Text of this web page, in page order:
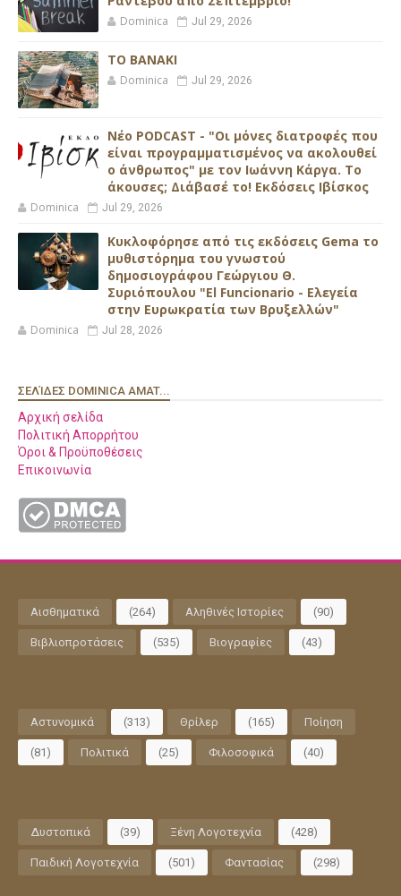
Dominica Jul 29, 2026
ΤΟ ΒΑΝΑΚΙ
Dominica Jul 29, 2026
Νέο PODCAST - "Οι μόνες διατροφές που
είναι προγραμματισμένος να ακολουθεί
ο άνθρωπος" με τον Ιωάννη Κάργα. Το
άκουσες; Διάβασέ το! Εκδόσεις Ιβίσκος
Dominica Jul 29, 2026
Κυκλοφόρησε από τις εκδόσεις Gema το
μυθιστόρημα του γνωστού
δημοσιογράφου Γεώργιου Θ.
Συριόπουλου "El Funcionario - Ελεγεία
στην Ευρωκρατία των Βρυξελλών"
Dominica Jul 28, 2026
ΣΕΛΊΔΕΣ DOMINICA AMAT...
Αρχική σελίδα
Πολιτική Απορρήτου
Όροι & Προϋποθέσεις
Επικοινωνία
Αισθηματικά (264) Αληθινές Ιστορίες (90)
Βιβλιοπροτάσεις (535) Βιογραφίες (43)
Αστυνομικά (313) Θρίλερ (165) Ποίηση
(81) Πολιτικά (25) Φιλοσοφικά (40)
Δυστοπικά (39) Ξένη Λογοτεχνία (428)
Παιδική Λογοτεχνία (501) Φαντασίας (298)